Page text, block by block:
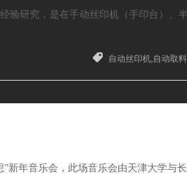
验研究，是在手动丝印机（手印台）、
自动丝印机,自动取
新年音乐会，此场音乐会由天津大学与